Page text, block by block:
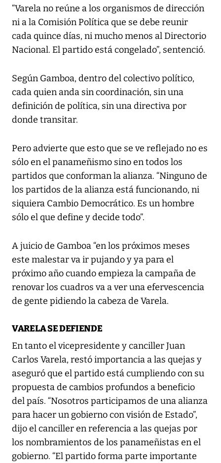
“Varela no reúne a los organismos de dirección
ni a la Comisión Política que se debe reunir
cada quince días, ni mucho menos al Directorio
Nacional. El partido está congelado”, sentenció.
Según Gamboa, dentro del colectivo político,
cada quien anda sin coordinación, sin una
definición de política, sin una directiva por
donde transitar.
Pero advierte que esto que se ve reflejado no es
sólo en el panameñismo sino en todos los
partidos que conforman la alianza. “Ninguno de
los partidos de la alianza está funcionando, ni
siquiera Cambio Democrático. Es un hombre
sólo el que define y decide todo”.
A juicio de Gamboa “en los próximos meses
este malestar va ir pujando y ya para el
próximo año cuando empieza la campaña de
renovar los cuadros va a ver una efervescencia
de gente pidiendo la cabeza de Varela.
VARELA SE DEFIENDE
En tanto el vicepresidente y canciller Juan
Carlos Varela, restó importancia a las quejas y
aseguró que el partido está cumpliendo con su
propuesta de cambios profundos a beneficio
del país. “Nosotros participamos de una alianza
para hacer un gobierno con visión de Estado”,
dijo el canciller en referencia a las quejas por
los nombramientos de los panameñistas en el
gobierno. “El partido forma parte importante